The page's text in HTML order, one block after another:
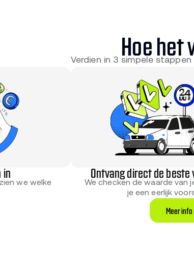
Hoe het
Verdien in 3 simpele
in
we welke
Ontvang direct de
We checken de waarde van
je een eerlijk
Meer info